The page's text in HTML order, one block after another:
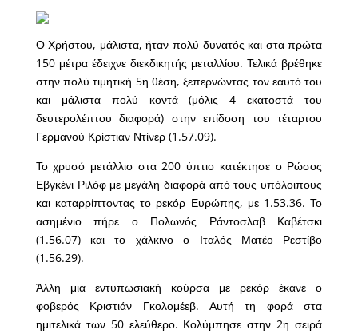
Ο Χρήστου, μάλιστα, ήταν πολύ δυνατός και στα πρώτα
150 μέτρα έδειχνε διεκδικητής μεταλλίου. Τελικά βρέθηκε
στην πολύ τιμητική 5η θέση, ξεπερνώντας τον εαυτό του
και μάλιστα πολύ κοντά (μόλις 4 εκατοστά του
δευτερολέπτου διαφορά) στην επίδοση του τέταρτου
Γερμανού Κρίστιαν Ντίνερ (1.57.09).
Το χρυσό μετάλλιο στα 200 ύπτιο κατέκτησε ο Ρώσος
Εβγκένι Ριλόφ με μεγάλη διαφορά από τους υπόλοιπους
και καταρρίπτοντας το ρεκόρ Ευρώπης, με 1.53.36. Το
ασημένιο πήρε ο Πολωνός Ράντοσλαβ Καβέτσκι
(1.56.07) και το χάλκινο ο Ιταλός Ματέο Ρεστίβο
(1.56.29).
Άλλη μια εντυπωσιακή κούρσα με ρεκόρ έκανε ο
φοβερός Κριστιάν Γκολομέεβ. Αυτή τη φορά στα
ημιτελικά των 50 ελεύθερο. Κολύμπησε στην 2η σειρά